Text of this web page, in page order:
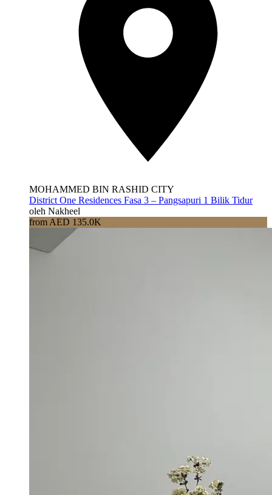
MOHAMMED BIN RASHID CITY
District One Residences Fasa 3 – Pangsapuri 1 Bilik Tidur
oleh Nakheel
from AED 135.0K